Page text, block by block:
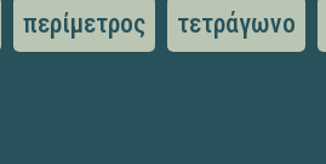
περίμετρος τετράγωνο